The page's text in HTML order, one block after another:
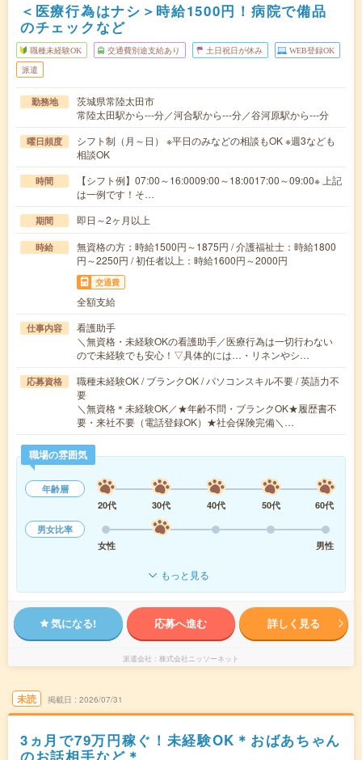
＜医療行為はナシ＞時給1500円！病院で備品
のチェックなど
職種未経験OK 交通費別途支給あり 土日祝日が休み WEB登録OK
派遣
勤務地
茨城県常陸太田市
常陸太田駅から---分／河合駅から---分／谷河原駅から---分
曜日頻度
シフト制（月～日） ※平日のみなどの相談もOK ※週3なども
相談OK
時間
【シフト例】07:00～16:0009:00～18:0017:00～09:00※ 上記
は一例です！そ…
期間 即日～2ヶ月以上
時給
無資格の方：時給1500円～1875円 / 介護福祉士：時給1800
円～2250円 / 初任者以上：時給1600円～2000円
交通費
全額支給
仕事内容
看護助手
＼無資格・未経験OKの看護助手／医療行為は一切行わない
ので未経験でも安心！▽具体的には…・リネンやシ…
応募資格
職種未経験OK / ブランクOK / パソコンスキル不要 / 英語力不
要
＼無資格＊未経験OK／★年齢不問・ブランクOK★履歴書不
要・来社不要（電話登録OK）★社会保険完備＼…
職場の雰囲気
年齢層
20代
30代 40代 50代
60代
男女比率
女性
男性
もっと見る
気になる! 応募へ進む 詳しく見る
派遣会社 株式会社ニッソーネット
未読 掲載日 2026/07/31
3ヵ月で79万円稼ぐ！未経験OK＊おばあちゃん
のお話相手など＊